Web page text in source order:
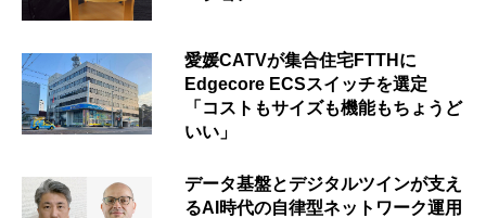
愛媛CATVが集合住宅FTTHに
Edgecore ECSスイッチを選定
「コストもサイズも機能もちょうど
いい」
データ基盤とデジタルツインが支え
るAI時代の自律型ネットワーク運用